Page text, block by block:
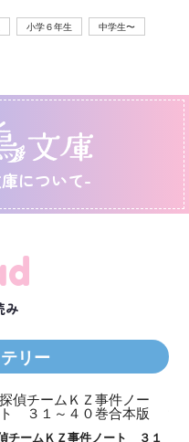
小学６年生 中学生〜
について-
み
リー
チームＫＺ事件ノート １１